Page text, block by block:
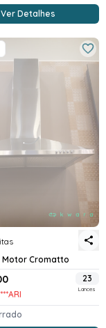
Ver Detalhes
Motor Cromatto
23
Lances